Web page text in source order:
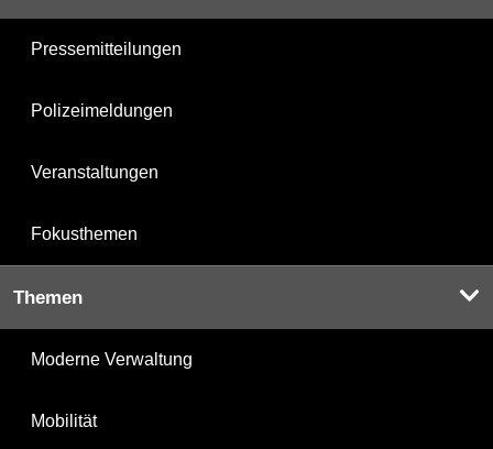
Pressemitteilungen
Polizeimeldungen
Veranstaltungen
Fokusthemen
Themen
Moderne Verwaltung
Mobilität